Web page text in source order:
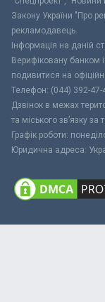
Закону України "Про
рекламодавець.
Інформація на даній
Верифіковану банком
подивитися на
Телефон: (044) 392-47-
Дзвінок в межах
та міського зв’язку
Графік роботи:
Юридична адреса: